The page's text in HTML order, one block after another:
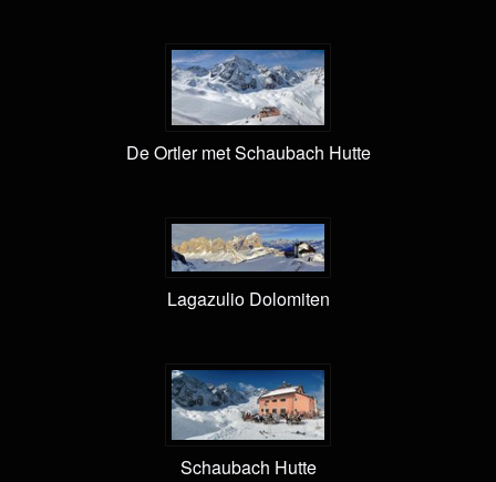
De Ortler met Schaubach Hutte
Lagazulio Dolomiten
Schaubach Hutte